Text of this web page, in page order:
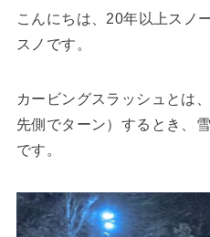
こんにちは、20年以上スノ
スノです。
カービングスラッシュとは
先側でターン）するとき、
です。